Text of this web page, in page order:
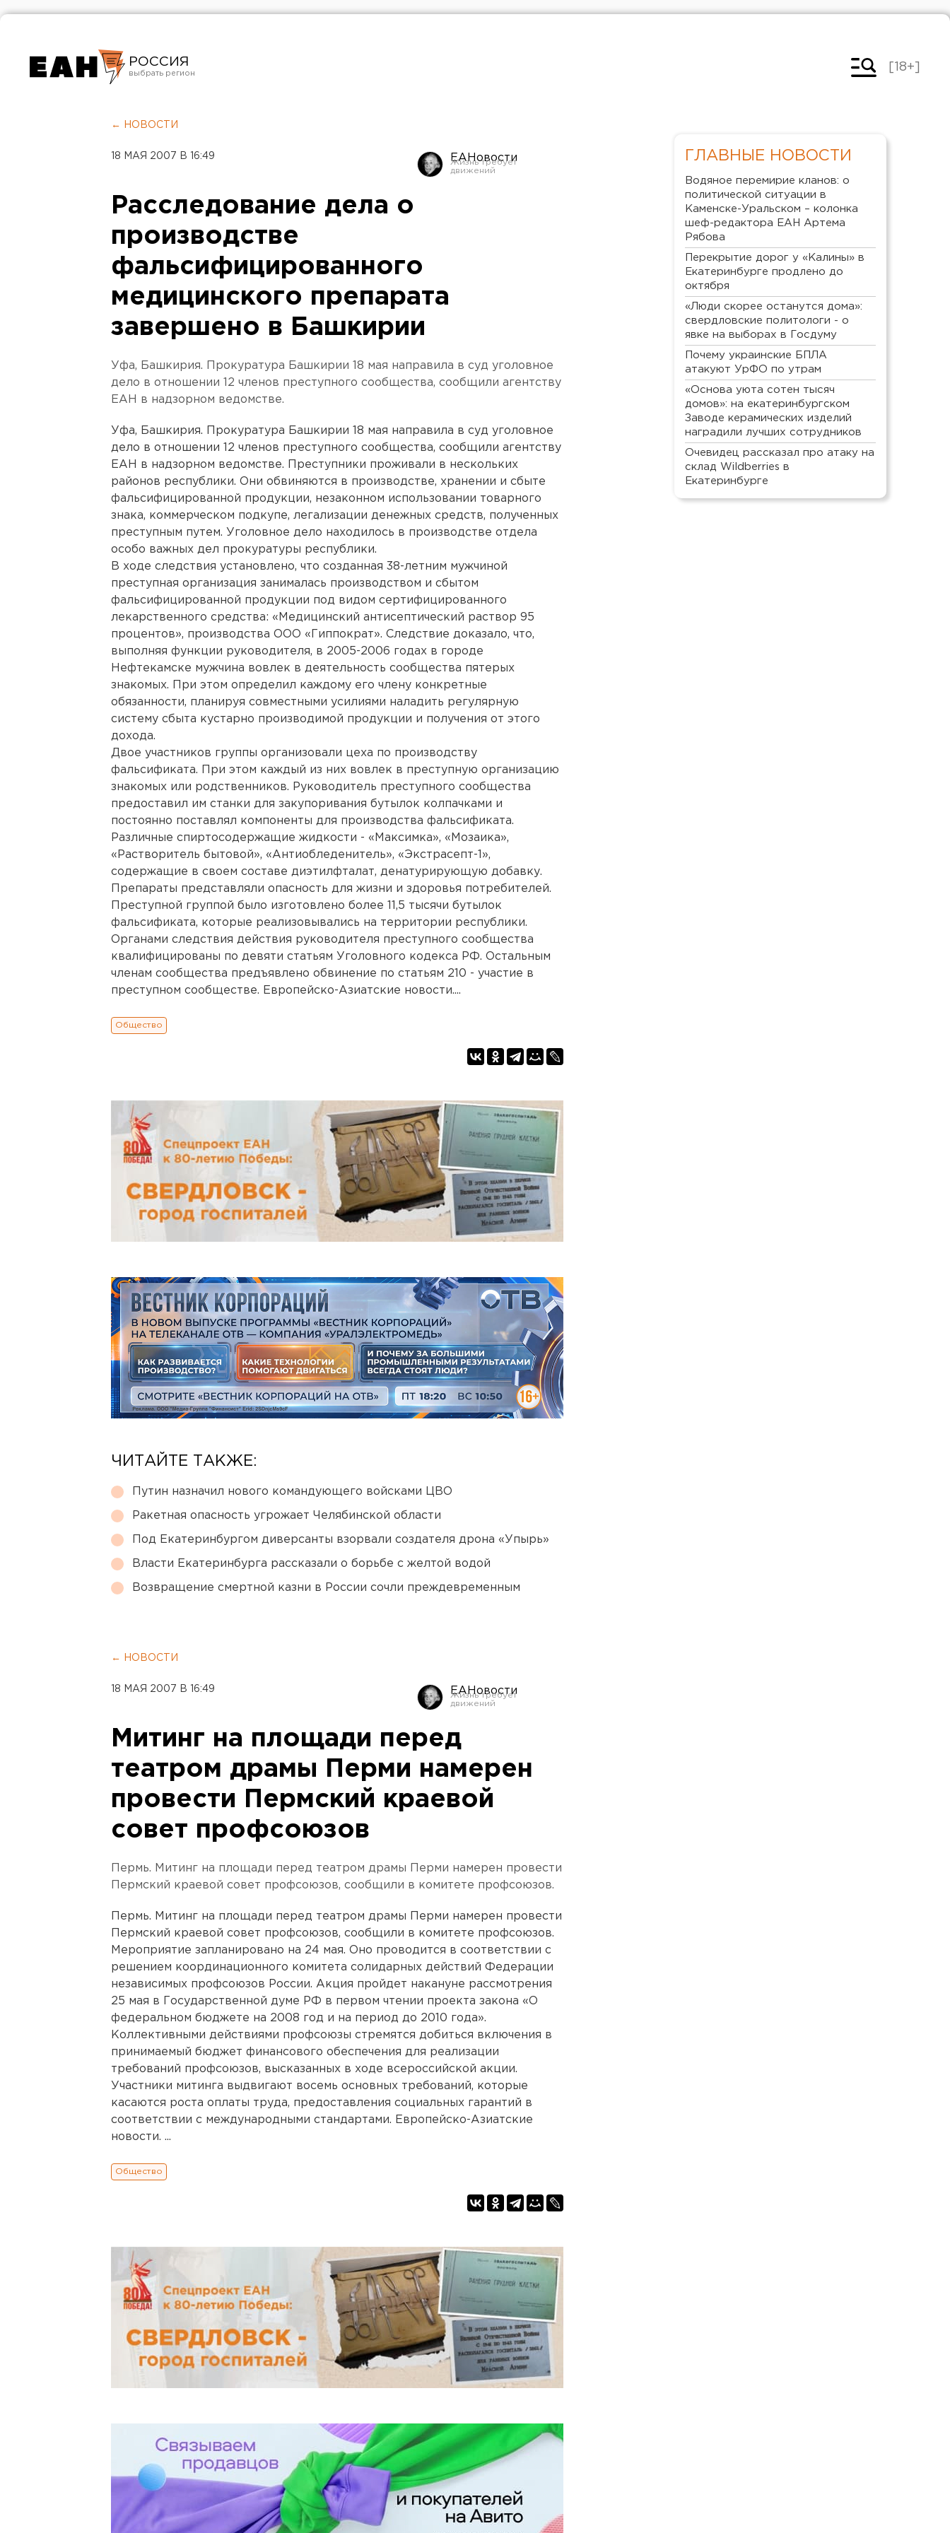
РОССИЯ
Челябинск
[18+]
← НОВОСТИ
18 МАЯ 2007 В 16:49 ЕАНовости
Расследование дела о
производстве
фальсифицированного
медицинского препарата
завершено в Башкирии
Уфа, Башкирия. Прокуратура Башкирии 18 мая направила в суд уголовное
дело в отношении 12 членов преступного сообщества, сообщили агентству
ЕАН в надзорном ведомстве.
Уфа, Башкирия. Прокуратура Башкирии 18 мая направила в суд уголовное
дело в отношении 12 членов преступного сообщества, сообщили агентству
ЕАН в надзорном ведомстве. Преступники проживали в нескольких
районов республики. Они обвиняются в производстве, хранении и сбыте
фальсифицированной продукции, незаконном использовании товарного
знака, коммерческом подкупе, легализации денежных средств, полученных
преступным путем. Уголовное дело находилось в производстве отдела
особо важных дел прокуратуры республики.
В ходе следствия установлено, что созданная 38-летним мужчиной
преступная организация занималась производством и сбытом
фальсифицированной продукции под видом сертифицированного
лекарственного средства: «Медицинский антисептический раствор 95
процентов», производства ООО «Гиппократ». Следствие доказало, что,
выполняя функции руководителя, в 2005-2006 годах в городе
Нефтекамске мужчина вовлек в деятельность сообщества пятерых
знакомых. При этом определил каждому его члену конкретные
обязанности, планируя совместными усилиями наладить регулярную
систему сбыта кустарно производимой продукции и получения от этого
дохода.
Двое участников группы организовали цеха по производству
фальсификата. При этом каждый из них вовлек в преступную организацию
знакомых или родственников. Руководитель преступного сообщества
предоставил им станки для закупоривания бутылок колпачками и
постоянно поставлял компоненты для производства фальсификата.
Различные спиртосодержащие жидкости - «Максимка», «Мозаика»,
«Растворитель бытовой», «Антиобледенитель», «Экстрасепт-1»,
содержащие в своем составе диэтилфталат, денатурирующую добавку.
Препараты представляли опасность для жизни и здоровья потребителей.
Преступной группой было изготовлено более 11,5 тысячи бутылок
фальсификата, которые реализовывались на территории республики.
Органами следствия действия руководителя преступного сообщества
квалифицированы по девяти статьям Уголовного кодекса РФ. Остальным
членам сообщества предъявлено обвинение по статьям 210 - участие в
преступном сообществе. Европейско-Азиатские новости....
Общество
ЧИТАЙТЕ ТАКЖЕ:
Путин назначил нового командующего войсками ЦВО
Ракетная опасность угрожает Челябинской области
Под Екатеринбургом диверсанты взорвали создателя дрона «Упырь»
Власти Екатеринбурга рассказали о борьбе с желтой водой
Возвращение смертной казни в России сочли преждевременным
← НОВОСТИ
18 МАЯ 2007 В 16:49 ЕАНовости
Митинг на площади перед
театром драмы Перми намерен
провести Пермский краевой
совет профсоюзов
Пермь. Митинг на площади перед театром драмы Перми намерен провести
Пермский краевой совет профсоюзов, сообщили в комитете профсоюзов.
Пермь. Митинг на площади перед театром драмы Перми намерен провести
Пермский краевой совет профсоюзов, сообщили в комитете профсоюзов.
Мероприятие запланировано на 24 мая. Оно проводится в соответствии с
решением координационного комитета солидарных действий Федерации
независимых профсоюзов России. Акция пройдет накануне рассмотрения
25 мая в Государственной думе РФ в первом чтении проекта закона «О
федеральном бюджете на 2008 год и на период до 2010 года».
Коллективными действиями профсоюзы стремятся добиться включения в
принимаемый бюджет финансового обеспечения для реализации
требований профсоюзов, высказанных в ходе всероссийской акции.
Участники митинга выдвигают восемь основных требований, которые
касаются роста оплаты труда, предоставления социальных гарантий в
соответствии с международными стандартами. Европейско-Азиатские
новости. ...
Общество
ГЛАВНЫЕ НОВОСТИ
Водяное перемирие кланов: о
политической ситуации в
Каменске-Уральском – колонка
шеф-редактора ЕАН Артема
Рябова
Перекрытие дорог у «Калины» в
Екатеринбурге продлено до
октября
«Люди скорее останутся дома»:
свердловские политологи - о
явке на выборах в Госдуму
Почему украинские БПЛА
атакуют УрФО по утрам
«Основа уюта сотен тысяч
домов»: на екатеринбургском
Заводе керамических изделий
наградили лучших сотрудников
Очевидец рассказал про атаку на
склад Wildberries в
Екатеринбурге